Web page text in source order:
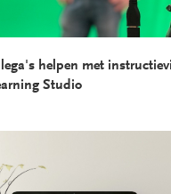
helpen met
Studio